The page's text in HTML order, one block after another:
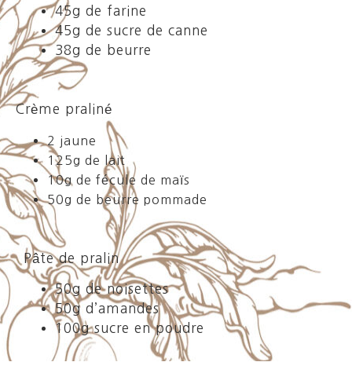
45g de farine
45g de sucre de canne
38g de beurre
Crème praliné
2 jaune
125g de lait
10g de fécule de maïs
50g de beurre pommade
Pâte de pralin
50g de noisettes
50g d’amandes
100g sucre en poudre